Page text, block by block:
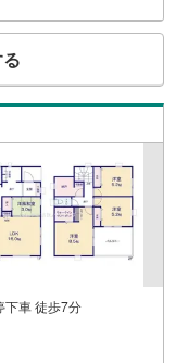
下車 徒歩7分